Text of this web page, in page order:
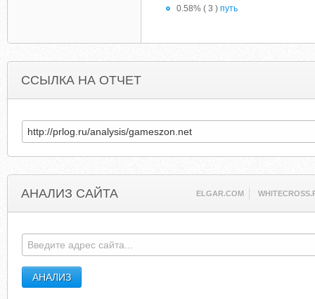
0.58% ( 3 ) путь
ССЫЛКА НА ОТЧЕТ
АНАЛИЗ САЙТА ELGAR.COM